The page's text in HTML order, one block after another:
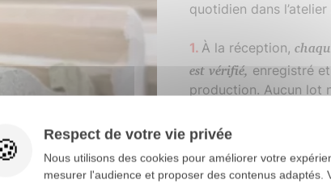
quotidien dans l’atelier
À la réception,
est vérifié, enregistré
production. Aucun lot
Ensuite, notre
Environnement,
documentaire :
pièces, etc. Tout est
Respect de votre vie privée
Nous utilisons des cookies pour améliorer votre
mesurer l'audience et proposer des contenus adaptés.